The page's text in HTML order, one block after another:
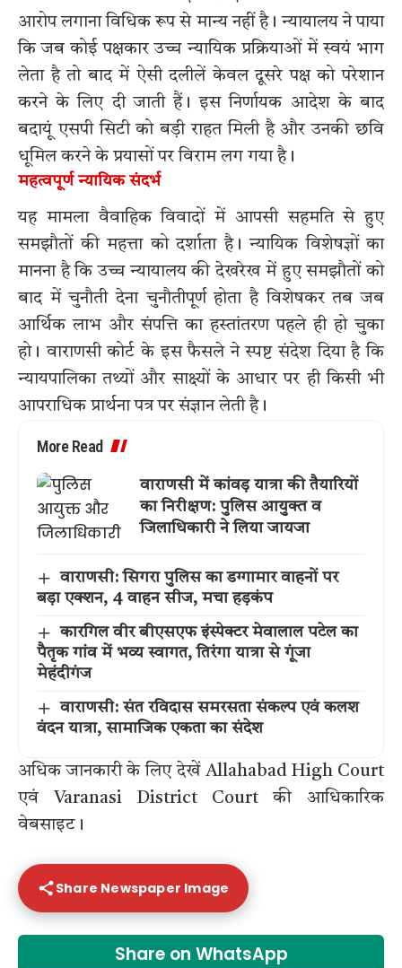
आरोप लगाना विधिक रूप से मान्य नहीं है। न्यायालय ने पाया
कि जब कोई पक्षकार उच्च न्यायिक प्रक्रियाओं में स्वयं भाग
लेता है तो बाद में ऐसी दलीलें केवल दूसरे पक्ष को परेशान
करने के लिए दी जाती हैं। इस निर्णायक आदेश के बाद
बदायूं एसपी सिटी को बड़ी राहत मिली है और उनकी छवि
धूमिल करने के प्रयासों पर विराम लग गया है।
महत्वपूर्ण न्यायिक संदर्भ
यह मामला वैवाहिक विवादों में आपसी सहमति से हुए
समझौतों की महत्ता को दर्शाता है। न्यायिक विशेषज्ञों का
मानना है कि उच्च न्यायालय की देखरेख में हुए समझौतों को
बाद में चुनौती देना चुनौतीपूर्ण होता है विशेषकर तब जब
आर्थिक लाभ और संपत्ति का हस्तांतरण पहले ही हो चुका
हो। वाराणसी कोर्ट के इस फैसले ने स्पष्ट संदेश दिया है कि
न्यायपालिका तथ्यों और साक्ष्यों के आधार पर ही किसी भी
आपराधिक प्रार्थना पत्र पर संज्ञान लेती है।
More Read
वाराणसी में कांवड़ यात्रा की तैयारियों
का निरीक्षण: पुलिस आयुक्त व
जिलाधिकारी ने लिया जायजा
वाराणसी: सिगरा पुलिस का डग्गामार वाहनों पर
बड़ा एक्शन, 4 वाहन सीज, मचा हड़कंप
कारगिल वीर बीएसएफ इंस्पेक्टर मेवालाल पटेल का
पैतृक गांव में भव्य स्वागत, तिरंगा यात्रा से गूंजा
मेहंदीगंज
वाराणसी: संत रविदास समरसता संकल्प एवं कलश
वंदन यात्रा, सामाजिक एकता का संदेश
अधिक जानकारी के लिए देखें Allahabad High Court
एवं Varanasi District Courtकी आधिकारिक
वेबसाइट।
Share Newspaper Image
Share on WhatsApp